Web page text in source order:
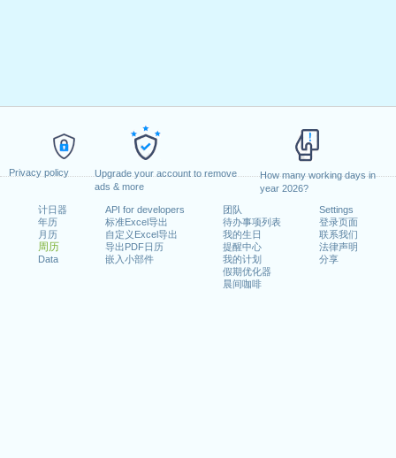
Privacy policy
Upgrade your account to remove
ads & more
How many working days in
year 2026?
计日器
年历
月历
周历
Data
API for developers
标准Excel导出
自定义Excel导出
导出PDF日历
嵌入小部件
团队
待办事项列表
我的生日
提醒中心
我的计划
假期优化器
晨间咖啡
Settings
登录页面
联系我们
法律声明
分享